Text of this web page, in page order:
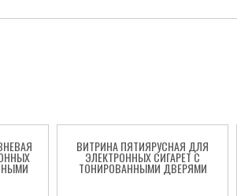
ВИТРИНА ПЯТИЯРУСНАЯ ДЛЯ
ЭЛЕКТРОННЫХ СИГАРЕТ С
ТОНИРОВАННЫМИ ДВЕРЯМИ